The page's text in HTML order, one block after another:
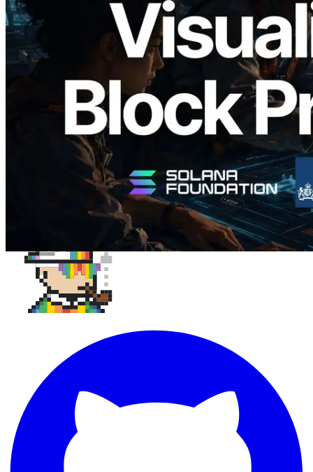
Validators Solutions 釋出 Solana Block
Analyzer — 以 slot 為單位視覺化區塊生
成時間與負責驗證者